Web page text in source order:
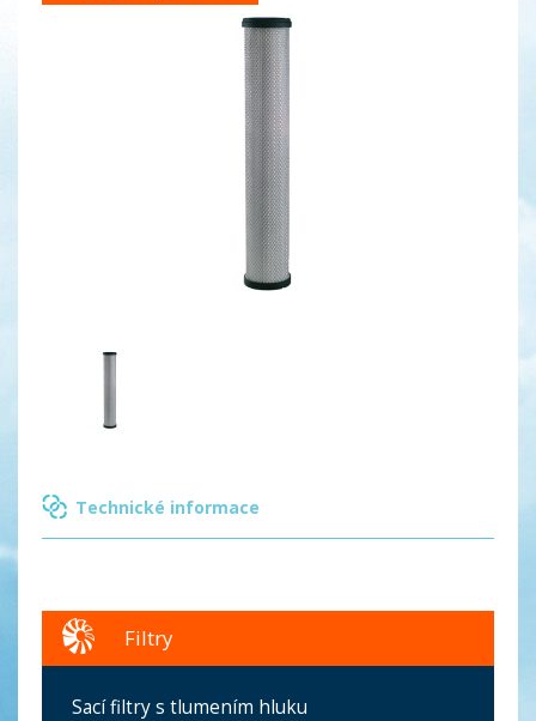
Technické informace
Filtry
Sací filtry s tlumením hluku